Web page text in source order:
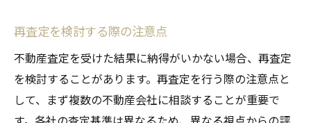
再査定を検討する際の注意点
不動産査定を受けた結果に納得がいかない場合、再査定
を検討することがあります。再査定を行う際の注意点と
して、まず複数の不動産会社に相談することが重要で